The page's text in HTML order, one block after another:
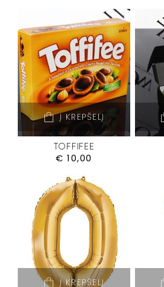
Į KREPŠELĮ
TOFFIFEE
€ 10,00
Į KREPŠELĮ